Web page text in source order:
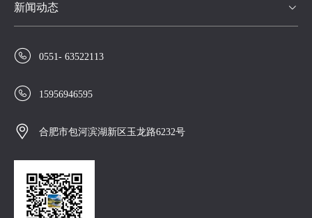
新闻动态 
 0551- 63522113
 15956946595
 合肥市包河滨湖新区玉龙路6232号